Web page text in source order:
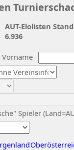
Vorname
Spieler
AUT-Elolisten
6.936